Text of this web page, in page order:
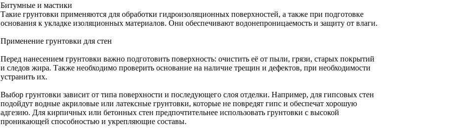
Битумные и мастики
Такие грунтовки применяются для обработки гидроизоляционных поверхностей, а также при подготовке
основания к укладке изоляционных материалов. Они обеспечивают водонепроницаемость и защиту от влаги.
Применение грунтовки для стен
Перед нанесением грунтовки важно подготовить поверхность: очистить её от пыли, грязи, старых покрытий
и следов жира. Также необходимо проверить основание на наличие трещин и дефектов, при необходимости
устранить их.
Выбор грунтовки зависит от типа поверхности и последующего слоя отделки. Например, для гипсовых стен
подойдут водные акриловые или латексные грунтовки, которые не повредят гипс и обеспечат хорошую
адгезию. Для кирпичных или бетонных стен предпочтительнее использовать грунтовки с высокой
проникающей способностью и укрепляющие составы.